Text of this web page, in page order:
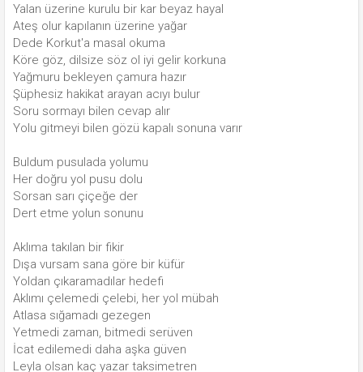
Yalan üzerine kurulu bir kar beyaz hayal
Ateş olur kapılanın üzerine yağar
Dede Korkut'a masal okuma
Köre göz, dilsize söz ol iyi gelir korkuna
Yağmuru bekleyen çamura hazır
Şüphesiz hakikat arayan acıyı bulur
Soru sormayı bilen cevap alır
Yolu gitmeyi bilen gözü kapalı sonuna varır
Buldum pusulada yolumu
Her doğru yol pusu dolu
Sorsan sarı çiçeğe der
Dert etme yolun sonunu
Aklıma takılan bir fikir
Dışa vursam sana göre bir küfür
Yoldan çıkaramadılar hedefi
Aklımı çelemedi çelebi, her yol mübah
Atlasa sığamadı gezegen
Yetmedi zaman, bitmedi serüven
İcat edilemedi daha aşka güven
Leyla olsan kaç yazar taksimetren